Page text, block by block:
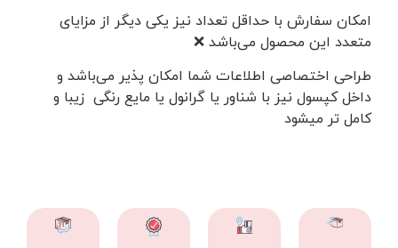
امکان سفارش با حداقل تعداد نیز یکی دیگر از مزایای
متعدد این محصول می‌باشد ❌
طراحی اختصاصی اطلاعات شما امکان پذیر می‌باشد و
داخل کپسول نیز با شناور یا گرانول یا مایع رنگی زیبا و
کامل تر میشود